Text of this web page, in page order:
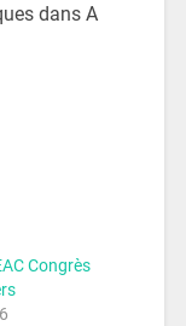
dans A
Congrès